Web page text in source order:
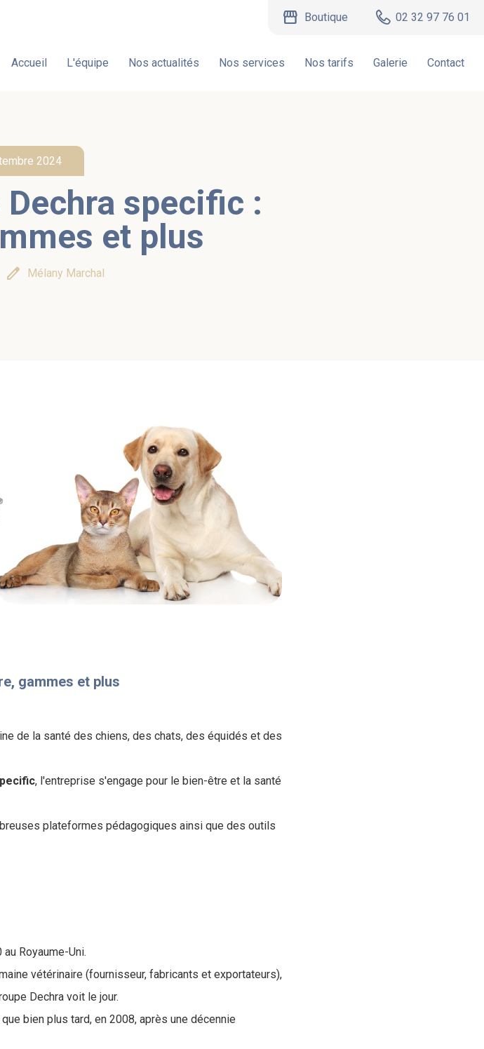
storefront Boutique 02 32 97 76 01
Accueil L'équipe Nos actualités Nos services Nos tarifs Galerie Contact
2024
specific :
et plus
edit Mélany Marchal
gammes et plus
de la santé des chiens, des chats, des équidés et des
, l'entreprise s'engage pour le bien-être et la santé
plateformes pédagogiques ainsi que des outils
Royaume-Uni.
vétérinaire (fournisseur, fabricants et exportateurs),
Dechra voit le jour.
bien plus tard, en 2008, après une décennie